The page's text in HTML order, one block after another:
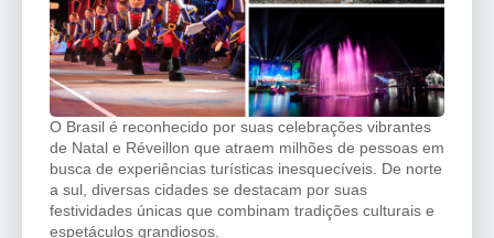
O Brasil é reconhecido por suas celebrações vibrantes
de Natal e Réveillon que atraem milhões de pessoas em
busca de experiências turísticas inesquecíveis. De norte
a sul, diversas cidades se destacam por suas
festividades únicas que combinam tradições culturais e
espetáculos grandiosos.